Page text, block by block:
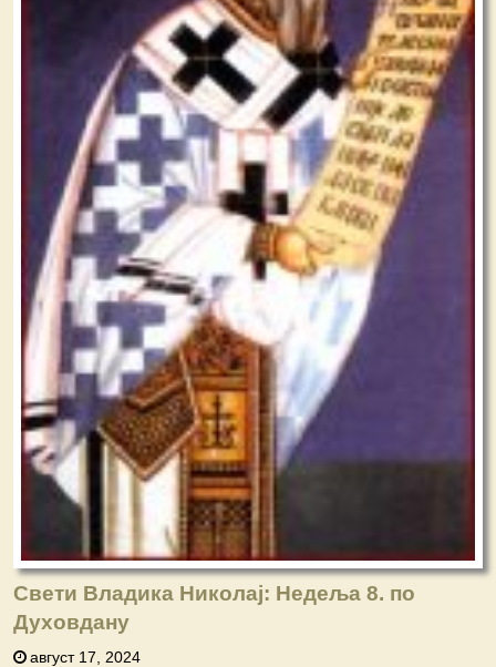
Свети Владика Николај: Недеља 8. по
Духовдану
август 17, 2024